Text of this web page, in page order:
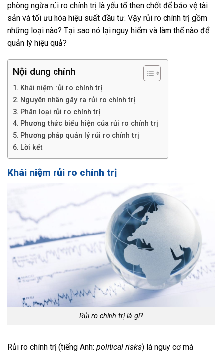
phòng ngừa rủi ro chính trị là yếu tố then chốt để bảo vệ tài
sản và tối ưu hóa hiệu suất đầu tư. Vậy rủi ro chính trị gồm
những loại nào? Tại sao nó lại nguy hiểm và làm thế nào để
quản lý hiệu quả?
Nội dung chính
Khái niệm rủi ro chính trị
Nguyên nhân gây ra rủi ro chính trị
Phân loại rủi ro chính trị
Phương thức biểu hiện của rủi ro chính trị
Phương pháp quản lý rủi ro chính trị
Lời kết
Khái niệm rủi ro chính trị
Rủi ro chính trị là gì?
Rủi ro chính trị (tiếng Anh: political risks) là nguy cơ mà